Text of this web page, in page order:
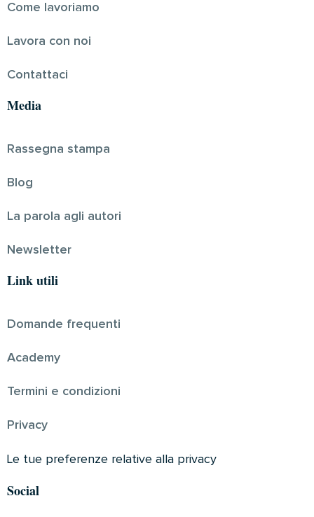
Come lavoriamo
Lavora con noi
Contattaci
Media
Rassegna stampa
Blog
La parola agli autori
Newsletter
Link utili
Domande frequenti
Academy
Termini e condizioni
Privacy
Le tue preferenze relative alla privacy
Social